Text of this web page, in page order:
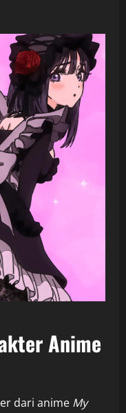
Anime
dari anime My